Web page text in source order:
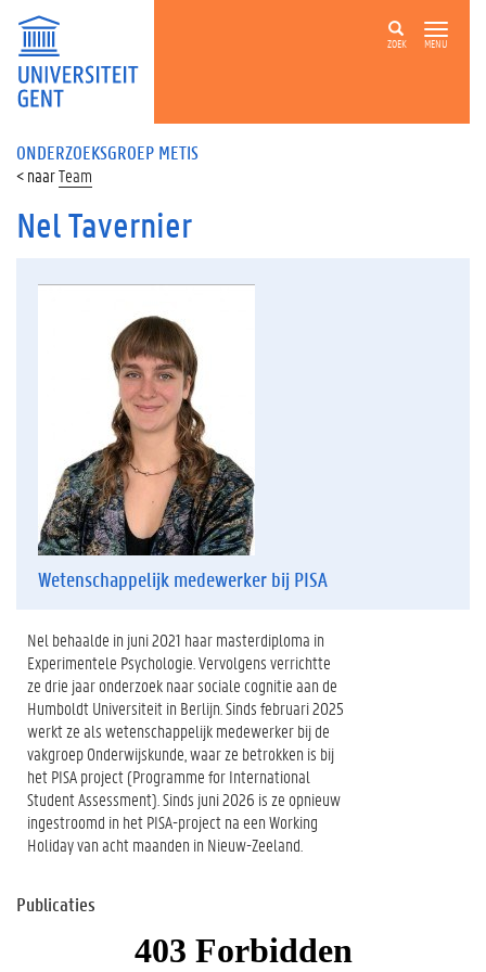
ZOEK MENU
ONDERZOEKSGROEP METIS
Team
Nel Tavernier
Wetenschappelijk medewerker bij PISA
Nel behaalde in juni 2021 haar masterdiploma in
Experimentele Psychologie. Vervolgens verrichtte
ze drie jaar onderzoek naar sociale cognitie aan de
Humboldt Universiteit in Berlijn. Sinds februari 2025
werkt ze als wetenschappelijk medewerker bij de
vakgroep Onderwijskunde, waar ze betrokken is bij
het PISA project (Programme for International
Student Assessment). Sinds juni 2026 is ze opnieuw
ingestroomd in het PISA-project na een Working
Holiday van acht maanden in Nieuw-Zeeland.
Publicaties